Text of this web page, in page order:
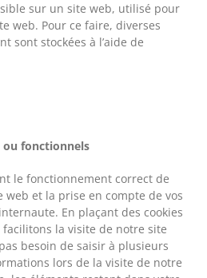
sur un site web, utilisé pour
web. Pour ce faire, diverses
sont stockées à l’aide de
ou fonctionnels
le fonctionnement correct de
et la prise en compte de vos
En plaçant des cookies
la visite de notre site
besoin de saisir à plusieurs
lors de la visite de notre